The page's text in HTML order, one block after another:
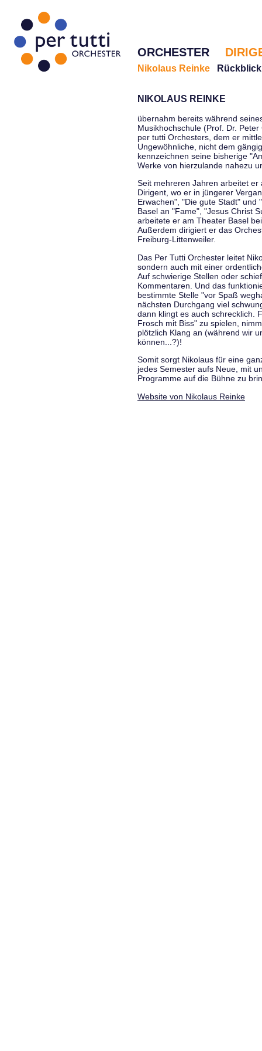
ORCHESTER
Nikolaus Reinke Rückblick
NIKOLAUS REINKE
übernahm bereits während
Musikhochschule (Prof. Dr.
per tutti Orchesters, dem er
Ungewöhnliche, nicht dem
kennzeichnen seine bisherige
Werke von hierzulande nahezu
Seit mehreren Jahren arbeitet
Dirigent, wo er in jüngerer
Erwachen", "Die gute Stadt" und
Basel an "Fame", "Jesus Christ
arbeitete er am Theater Basel
Außerdem dirigiert er das
Freiburg-Littenweiler.
Das Per Tutti Orchester leitet
sondern auch mit einer
Auf schwierige Stellen oder
Kommentaren. Und das
bestimmte Stelle "vor Spaß
nächsten Durchgang viel
dann klingt es auch schrecklich.
Frosch mit Biss" zu spielen,
plötzlich Klang an (während wir
können...?)!
Somit sorgt Nikolaus für eine
jedes Semester aufs Neue, mit
Programme auf die Bühne zu
Website von Nikolaus Reinke